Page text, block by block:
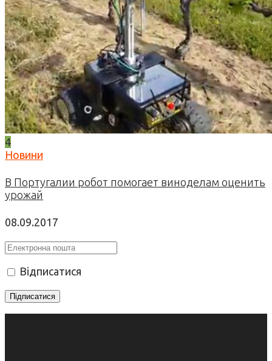
4
Новини
В Португалии робот помогает виноделам оценить
урожай
08.09.2017
Відписатися